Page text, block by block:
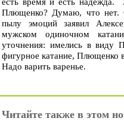
Плющенко? Думаю, что нет.
пылу эмоций заявил
мужском одиночном
уточнения: имелись в виду
фигурное катание, Плющенко
Надо варить варенье.
Читайте также в этом